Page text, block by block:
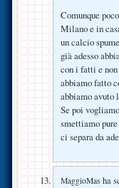
Comunque
Milano e in
un calcio
già adesso
con i fatti e
abbiamo fatto
abbiamo avuto
Se poi
smettiamo
ci separa da
MaggioMas ha